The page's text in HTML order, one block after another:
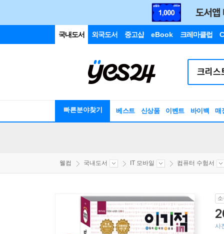
국내도서 외국도서 중고샵 eBook 크레마클럽
빠른분야찾기 베스트 신상품 이벤트 바이백 매
웰컴 국내도서 IT 모바일 컴퓨터 수험서
사